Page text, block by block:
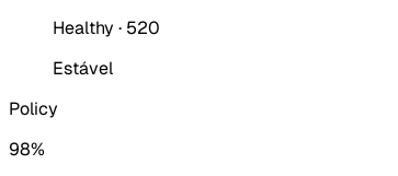
Healthy · 520
Estável
Policy
98%